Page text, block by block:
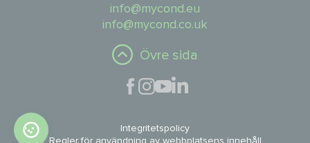
info@mycond.eu
info@mycond.co.uk
Övre sida
Integritetspolicy